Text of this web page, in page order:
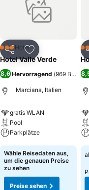
privaten, nur 150 m
verbunden ist. Einen Panoramapool im Biodesign, mit herrlichem
Meerblick, gebaut mit
des Hotels ist unter jedem
di Campo sind es weniger
Hafen. Das Hotel bietet vier
Heizung, LCD- TV,Telefon,
WC/Dusche.
Teilen Zu Favoriten
3 SterneHotel
Hotel Valle Verde
8,6Hervorragend (969
Marciana, Italien
gratis WLAN
Pool
Parkplätze
Preise sehen
Wähle Reisedaten aus,
um die genauen Preise
zu sehen
Preise sehen
4